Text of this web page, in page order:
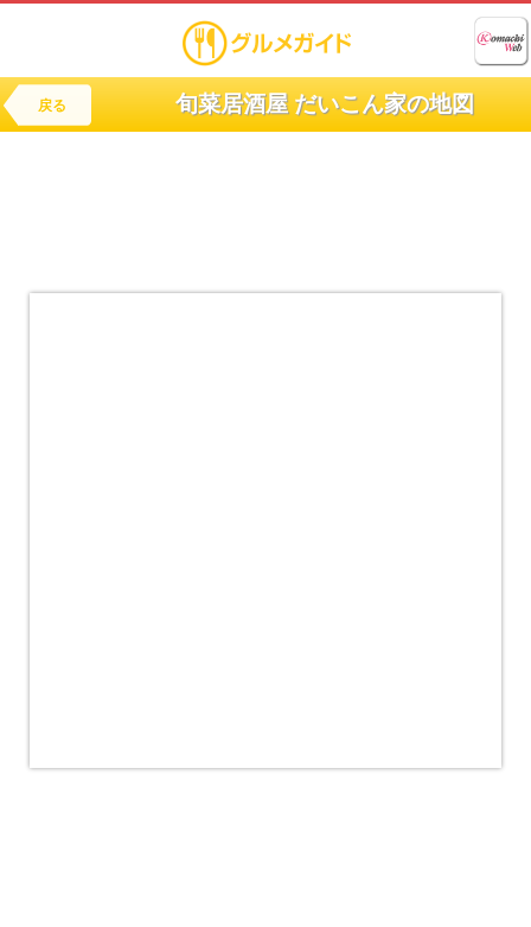
戻る 旬菜居酒屋 だいこん家の地図